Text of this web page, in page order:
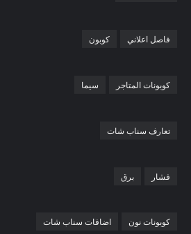
فاصل اعلاني كوبون
كوبونات المتاجر سيما
تعارف سناب شات
فشار برق
كوبونات نون اضافات سناب شات